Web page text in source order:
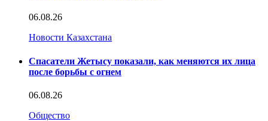
06.08.26
Новости Казахстана
Спасатели Жетысу показали, как меняются их лица
после борьбы с огнем
06.08.26
Общество